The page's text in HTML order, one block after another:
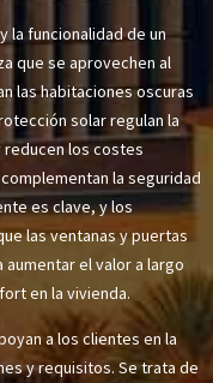
la funcionalidad de un
que se aprovechen al
las habitaciones oscuras
solar regulan la
los costes
la seguridad
es clave, y los
las ventanas y puertas
el valor a largo
en la vivienda.
a los clientes en la
y requisitos. Se trata de